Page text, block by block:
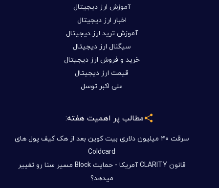
آموزش ارز دیجیتال
اخبار ارز دیجیتال
آموزش ترید ارز دیجیتال
سیگنال ارز دیجیتال
خرید و فروش ارز دیجیتال
قیمت ارز دیجیتال
علی اکبر توسل
مطالب پر اهمیت هفته:
سرقت ۴۰ میلیون دلاری بیت کوین بعد از هک کیف پول های
Coldcard
قانون CLARITY آمریکا - حمایت Block مسیر سنا رو تغییر
میدهد؟